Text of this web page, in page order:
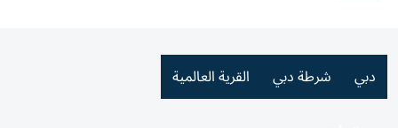
دبي شرطة دبي القرية العالمية